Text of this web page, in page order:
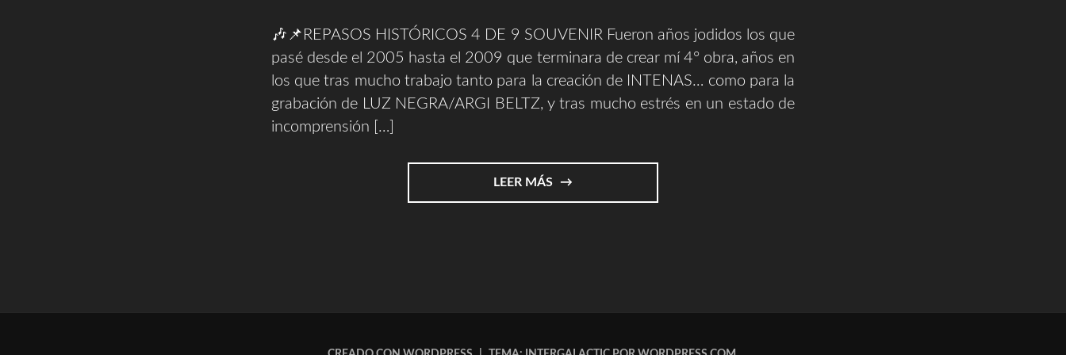
🎶📌REPASOS HISTÓRICOS 4 DE 9 SOUVENIR Fueron años jodidos los que
pasé desde el 2005 hasta el 2009 que terminara de crear mí 4° obra, años en
los que tras mucho trabajo tanto para la creación de INTENAS… como para la
grabación de LUZ NEGRA/ARGI BELTZ, y tras mucho estrés en un estado de
incomprensión […]
LEER MÁS "REPASOS
HISTORICOS